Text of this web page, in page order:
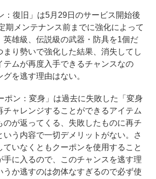
復旧」は5月29日のサービス開始後
期メンテナンス前までに強化によって
英雄級、伝説級の武器・防具を1個だ
まり勢いで強化した結果、消失してし
テムが再度入手できるチャンスなの
を逃す理由はない。
ン：変身」は過去に失敗した「変身
チャレンジすることができるアイテム
のが返ってくる、失敗したものに再チ
いう内容で一切デメリットがない。さ
ていなくともクーポンを使用すること
手に入るので、このチャンスを逃す理
か逃すのは勿体なすぎるので必ず使